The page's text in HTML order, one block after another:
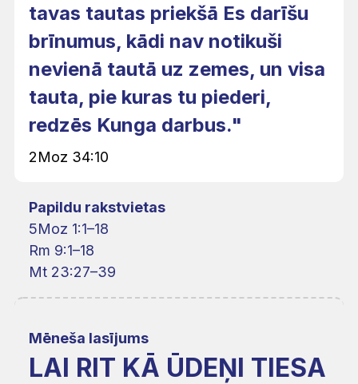
tavas tautas priekšā Es darīšu
brīnumus, kādi nav notikuši
nevienā tautā uz zemes, un visa
tauta, pie kuras tu piederi,
redzēs Kunga darbus."
2Moz 34:10
Papildu rakstvietas
5Moz 1:1–18
Rm 9:1–18
Mt 23:27–39
Mēneša lasījums
LAI RIT KĀ ŪDEŅI TIESA